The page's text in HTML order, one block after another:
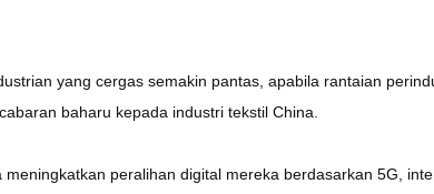
yang cergas semakin pantas, apabila rantaian
baharu kepada industri tekstil China.
peralihan digital mereka berdasarkan 5G,